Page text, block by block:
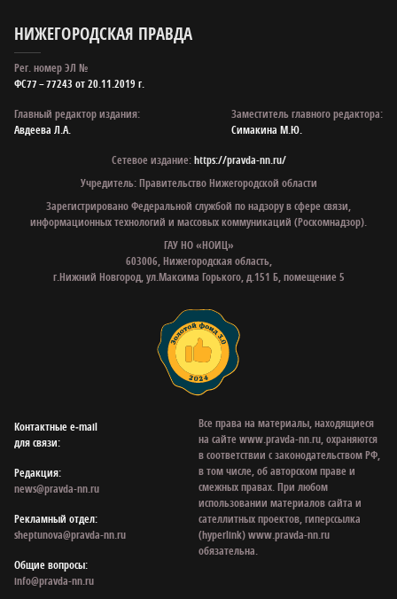
НИЖЕГОРОДСКАЯ ПРАВДА
Рег. номер ЭЛ №
ФС77 – 77243 от 20.11.2019 г.
Главный редактор издания:
Авдеева Л.А.
Заместитель главного редактора:
Симакина М.Ю.
Сетевое издание:https://pravda-nn.ru/
Учредитель: Правительство Нижегородской области
Зарегистрировано Федеральной службой по надзору в сфере связи,
информационных технологий и массовых коммуникаций (Роскомнадзор).
ГАУ НО «НОИЦ»
603006, Нижегородская область,
г.Нижний Новгород, ул.Максима Горького, д.151 Б, помещение 5
Контактные e‑mail
для связи:
Редакция:
news@pravda-nn.ru
Рекламный отдел:
sheptunova@pravda-nn.ru
Общие вопросы:
info@pravda-nn.ru
Все права на материалы, находящиеся
на сайте www.pravda-nn.ru, охраняются
в соответствии с законодательством РФ,
в том числе, об авторском праве и
смежных правах. При любом
использовании материалов сайта и
сателлитных проектов, гиперссылка
(hyperlink) www.pravda-nn.ru
обязательна.